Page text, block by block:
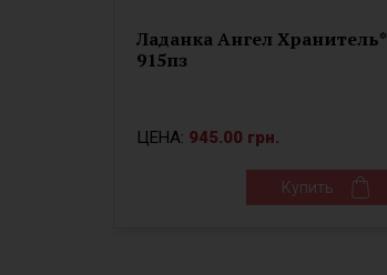
Ладанка Ангел Хранитель*
915пз
ЦЕНА: 945.00 грн.
Купить